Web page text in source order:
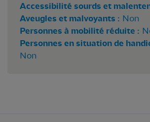
Accessibilité sourds et
Aveugles et malvoyants : Non
Personnes à mobilité réduite :
Personnes en situation de
Non